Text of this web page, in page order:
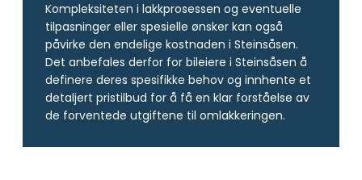
Kompleksiteten i lakkprosessen og eventuelle
tilpasninger eller spesielle ønsker kan også
påvirke den endelige kostnaden i Steinsåsen.
Det anbefales derfor for bileiere i Steinsåsen å
definere deres spesifikke behov og innhente et
detaljert pristilbud for å få en klar forståelse av
de forventede utgiftene til omlakkeringen.